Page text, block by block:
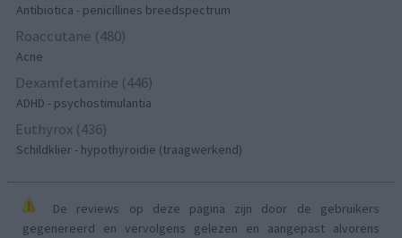
Antibiotica - penicillines breedspectrum
Roaccutane (480)
Acne
Dexamfetamine (446)
ADHD - psychostimulantia
Euthyrox (436)
Schildklier - hypothyroidie (traagwerkend)
De reviews op deze pagina zijn door de gebruikers
gegenereerd en vervolgens gelezen en aangepast alvorens